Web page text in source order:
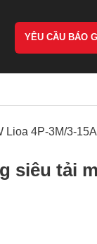
YÊU CẦU BÁO
Lioa 4P-3M/3-
siêu tải